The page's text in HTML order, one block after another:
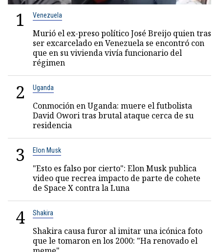
1 Venezuela
Murió el ex-preso político José Breijo quien tras
ser excarcelado en Venezuela se encontró con
que en su vivienda vivía funcionario del
régimen
2 Uganda
Conmoción en Uganda: muere el futbolista
David Owori tras brutal ataque cerca de su
residencia
3 Elon Musk
"Esto es falso por cierto": Elon Musk publica
video que recrea impacto de parte de cohete
de Space X contra la Luna
4 Shakira
Shakira causa furor al imitar una icónica foto
que le tomaron en los 2000: "Ha renovado el